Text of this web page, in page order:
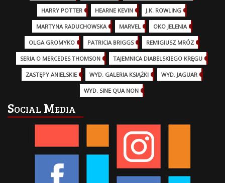
HARRY POTTER (13)HEARNE KEVIN J.K. ROWLING
MARTYNA RADUCHOWSKA MARVEL (32)OKO JELENIA
OLGA GROMYKO PATRICIA BRIGGS (12)REMIGIUSZ MRÓZ
SERIA O MERCEDES THOMSON (11)TAJEMNICA DIABELSKIEGO KRĘGU
ZASTĘPY ANIELSKIE WYD. GALERIA KSIĄŻKI WYD. JAGUAR
WYD. SINE QUA NON
Social Media